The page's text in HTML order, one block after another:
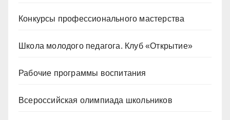
Конкурсы профессионального мастерства
Школа молодого педагога. Клуб «Открытие»
Рабочие программы воспитания
Всероссийская олимпиада школьников